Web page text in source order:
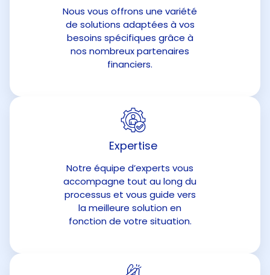
Nous vous offrons une variété
de solutions adaptées à vos
besoins spécifiques grâce à
nos nombreux partenaires
financiers.
Expertise
Notre équipe d’experts vous
accompagne tout au long du
processus et vous guide vers
la meilleure solution en
fonction de votre situation.